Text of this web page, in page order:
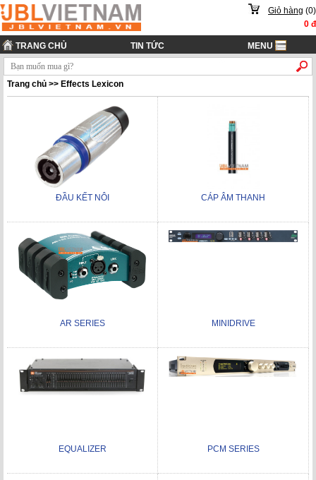
Giỏ hàng (0)
0 đ
TRANG CHỦ TIN TỨC MENU
Trang chủ >> Effects Lexicon
ĐẦU KẾT NÔI CÁP ÂM THANH
AR SERIES MINIDRIVE
EQUALIZER PCM SERIES